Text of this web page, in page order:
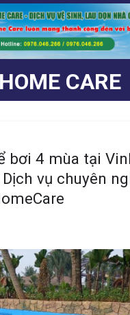
HOME CARE
bơi 4 mùa tại
vụ chuyên